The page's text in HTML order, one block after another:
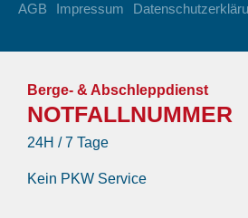
AGB Impressum
Berge- & Abschleppdienst
NOTFALLNUMMER
24H / 7 Tage
Kein PKW Service